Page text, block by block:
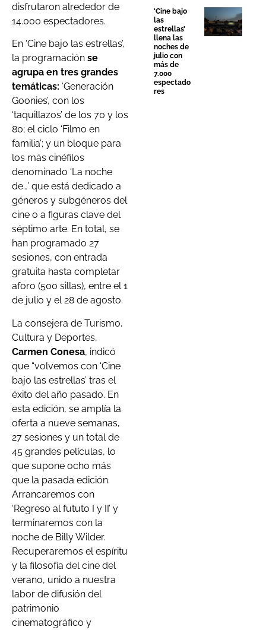
disfrutaron alrededor de
14.000 espectadores.
En ‘Cine bajo las estrellas’,
la programación se
agrupa en tres grandes
temáticas: ‘Generación
Goonies’, con los
‘taquillazos’ de los 70 y los
80; el ciclo ‘Filmo en
familia’; y un bloque para
los más cinéfilos
denominado ‘La noche
de…’ que está dedicado a
géneros y subgéneros del
cine o a figuras clave del
séptimo arte. En total, se
han programado 27
sesiones, con entrada
gratuita hasta completar
aforo (500 sillas), entre el 1
de julio y el 28 de agosto.
La consejera de Turismo,
Cultura y Deportes,
Carmen Conesa, indicó
que “volvemos con ‘Cine
bajo las estrellas’ tras el
éxito del año pasado. En
esta edición, se amplía la
oferta a nueve semanas,
27 sesiones y un total de
45 grandes películas, lo
que supone ocho más
que la pasada edición.
Arrancaremos con
‘Regreso al fututo I y II’ y
terminaremos con la
noche de Billy Wilder.
Recuperaremos el espíritu
y la filosofía del cine del
verano, unido a nuestra
labor de difusión del
patrimonio
cinematográfico y
‘Cine bajo
las
estrellas’
llena las
noches de
julio con
más de
7.000
espectado
res